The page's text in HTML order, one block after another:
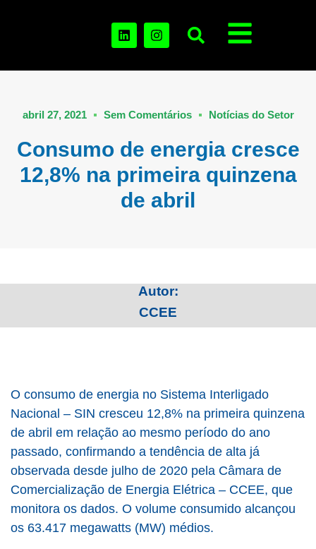
abril 27, 2021 Sem Comentários Notícias do Setor
Consumo de energia cresce
12,8% na primeira quinzena
de abril
Autor:
CCEE
O consumo de energia no Sistema Interligado
Nacional – SIN cresceu 12,8% na primeira quinzena
de abril em relação ao mesmo período do ano
passado, confirmando a tendência de alta já
observada desde julho de 2020 pela Câmara de
Comercialização de Energia Elétrica – CCEE, que
monitora os dados. O volume consumido alcançou
os 63.417 megawatts (MW) médios.